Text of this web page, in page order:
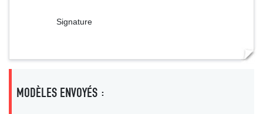
Signature
MODÈLES ENVOYÉS :